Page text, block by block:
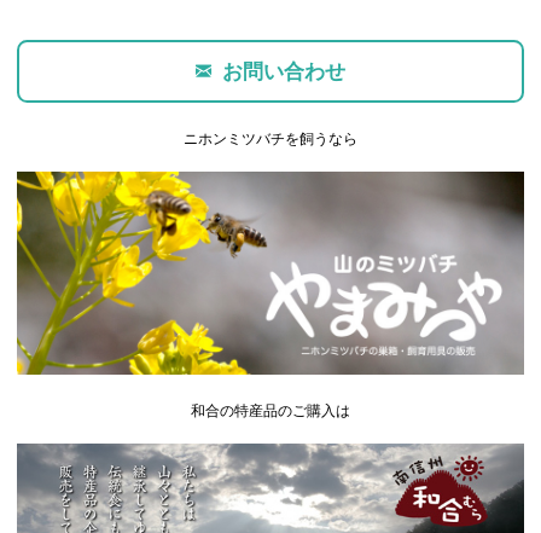
お問い合わせ
ニホンミツバチを飼うなら
和合の特産品のご購入は